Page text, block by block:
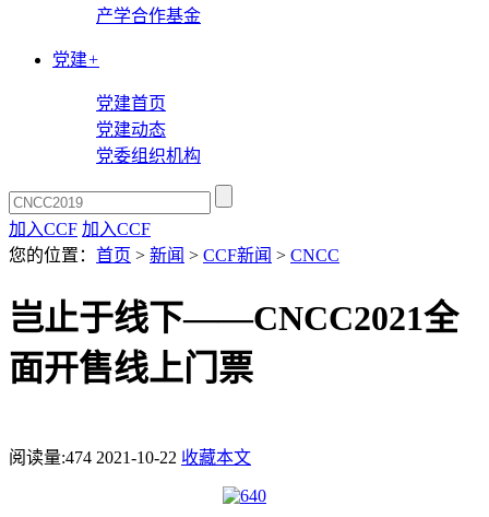
产学合作基金
党建+
党建首页
党建动态
党委组织机构
加入CCF 加入CCF
您的位置： 首页 > 新闻 > CCF新闻 > CNCC
岂止于线下——CNCC2021全
面开售线上门票
阅读量:474 2021-10-22 收藏本文